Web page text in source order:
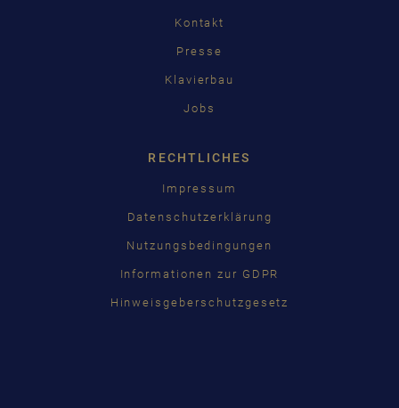
Kontakt
Presse
Klavierbau
Jobs
RECHTLICHES
Impressum
Datenschutzerklärung
Nutzungsbedingungen
Informationen zur GDPR
Hinweisgeberschutzgesetz